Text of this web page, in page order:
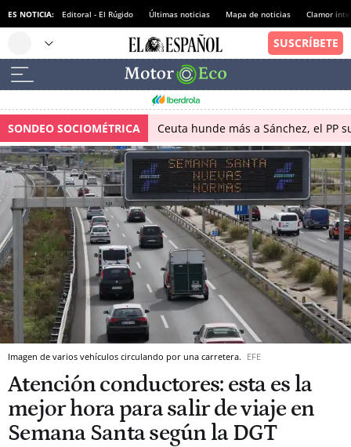
ES NOTICIA: Editoral - El Rúgido Últimas noticias Mapa de noticias Clamor
SONDEO SOCIOMÉTRICA Ceuta hunde más a Sánchez, el PP
Imagen de varios vehículos circulando por una carretera. EFE
Atención conductores: esta es la
mejor hora para salir de viaje en
Semana Santa según la DGT